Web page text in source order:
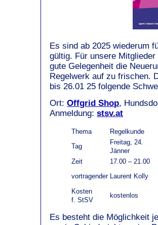
Es sind ab 2025 wiederum
gültig. Für unsere
gute Gelegenheit die
Regelwerk auf zu frischen.
bis 26.01 25 folgende
Ort:Offgrid Shop,
Anmeldung:stsv.at
Thema
Regelkunde
Tag
Freitag, 24.
Jänner
Zeit
17.00 – 21.00
vortragender Laurent Kolly
Kosten
f. StSV
kostenlos
Es besteht die Möglichkeit